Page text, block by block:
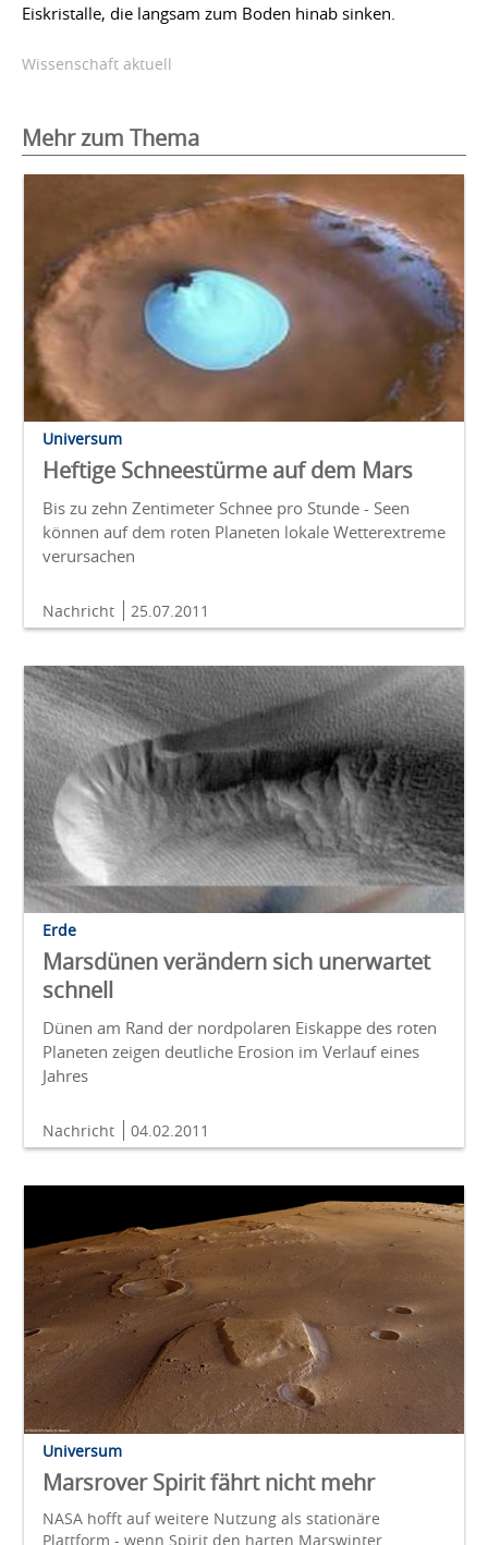
Eiskristalle, die langsam zum Boden hinab sinken.
Wissenschaft aktuell
Mehr zum Thema
Universum
Heftige Schneestürme auf dem Mars
Bis zu zehn Zentimeter Schnee pro Stunde - Seen
können auf dem roten Planeten lokale Wetterextreme
verursachen
Nachricht 25.07.2011
Erde
Marsdünen verändern sich unerwartet
schnell
Dünen am Rand der nordpolaren Eiskappe des roten
Planeten zeigen deutliche Erosion im Verlauf eines
Jahres
Nachricht 04.02.2011
Universum
Marsrover Spirit fährt nicht mehr
NASA hofft auf weitere Nutzung als stationäre
Plattform - wenn Spirit den harten Marswinter